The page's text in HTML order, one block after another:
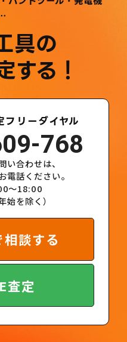
具の
する！
リーダイヤル
768
い合わせは、
電話ください。
～18:00
始を除く）
談する
査定